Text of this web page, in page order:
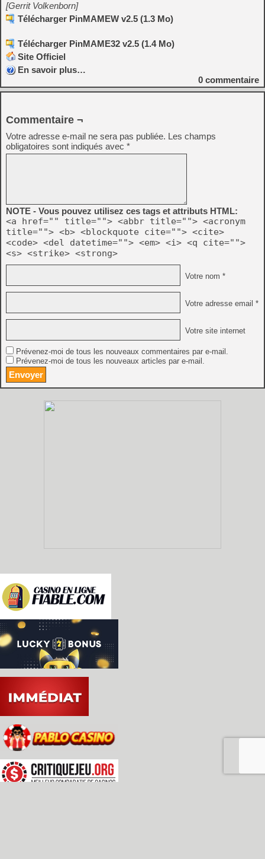
[Gerrit Volkenborn]
Télécharger PinMAMEW v2.5 (1.3 Mo)
Télécharger PinMAME32 v2.5 (1.4 Mo)
Site Officiel
En savoir plus…
0 commentaire
Commentaire ¬
Votre adresse e-mail ne sera pas publiée. Les champs
obligatoires sont indiqués avec *
NOTE - Vous pouvez utilisez ces tags et attributs HTML:
<a href="" title=""> <abbr title=""> <acronym
title=""> <b> <blockquote cite=""> <cite>
<code> <del datetime=""> <em> <i> <q cite="">
<s> <strike> <strong>
Votre nom *
Votre adresse email *
Votre site internet
Prévenez-moi de tous les nouveaux commentaires par e-mail.
Prévenez-moi de tous les nouveaux articles par e-mail.